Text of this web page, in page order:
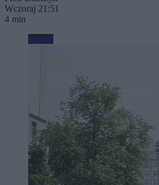
Wczoraj 21:51
4 min
Biznes